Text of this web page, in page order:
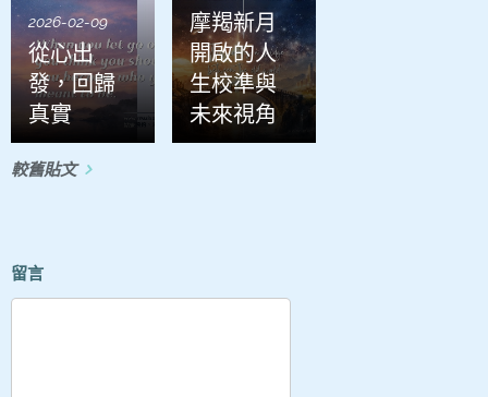
2026-02-09
從心出
發，回歸
真實
摩羯新月
開啟的人
生校準與
未來視角
較舊貼文
留言